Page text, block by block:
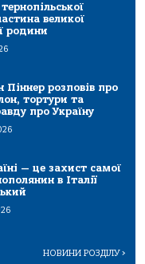
великої
родини
Піннер розповів про
тортури та
про Україну
— це захист самої
в Італії
НОВИНИ РОЗДІЛУ>